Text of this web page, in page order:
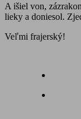
A išiel von,
lieky a doniesol.
Veľmi frajerský!